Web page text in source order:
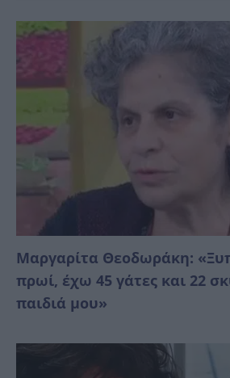
Μαργαρίτα Θεοδωράκη:
πρωί, έχω 45 γάτες και 22
παιδιά μου»